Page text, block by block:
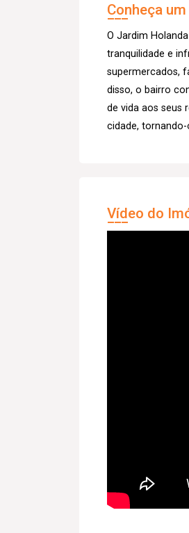
Conheça
O Jardim
tranquilidade e
supermercados,
disso, o bairro
de vida aos seus
cidade,
Vídeo do